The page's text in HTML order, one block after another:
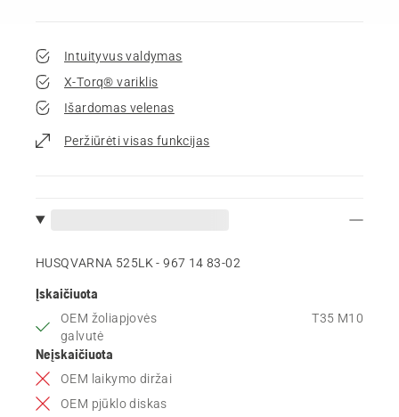
Intuityvus valdymas
X-Torq® variklis
Išardomas velenas
Peržiūrėti visas funkcijas
HUSQVARNA 525LK - 967 14 83‑02
Įskaičiuota
OEM žoliapjovės
galvutė
T35 M10
Neįskaičiuota
OEM laikymo diržai
OEM pjūklo diskas